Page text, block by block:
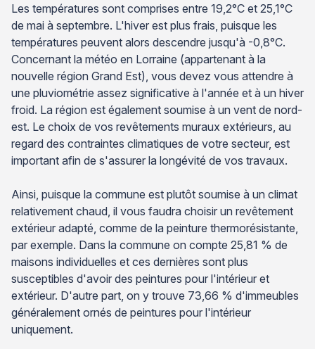
Les températures sont comprises entre 19,2°C et 25,1°C
de mai à septembre. L'hiver est plus frais, puisque les
températures peuvent alors descendre jusqu'à -0,8°C.
Concernant la météo en Lorraine (appartenant à la
nouvelle région Grand Est), vous devez vous attendre à
une pluviométrie assez significative à l'année et à un hiver
froid. La région est également soumise à un vent de nord-
est. Le choix de vos revêtements muraux extérieurs, au
regard des contraintes climatiques de votre secteur, est
important afin de s'assurer la longévité de vos travaux.
Ainsi, puisque la commune est plutôt soumise à un climat
relativement chaud, il vous faudra choisir un revêtement
extérieur adapté, comme de la peinture thermorésistante,
par exemple. Dans la commune on compte 25,81 % de
maisons individuelles et ces dernières sont plus
susceptibles d'avoir des peintures pour l'intérieur et
extérieur. D'autre part, on y trouve 73,66 % d'immeubles
généralement ornés de peintures pour l'intérieur
uniquement.